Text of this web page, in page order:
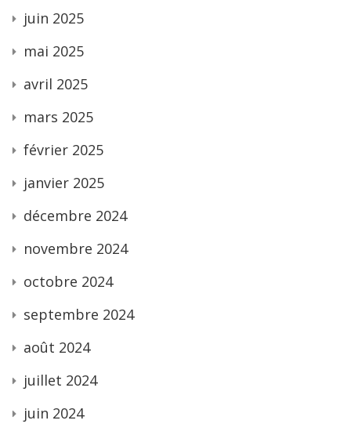
juin 2025
mai 2025
avril 2025
mars 2025
février 2025
janvier 2025
décembre 2024
novembre 2024
octobre 2024
septembre 2024
août 2024
juillet 2024
juin 2024